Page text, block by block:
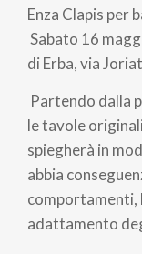
Enza Clapis per
Sabato 16
di Erba, via
Partendo dalla
le tavole
spiegherà in
abbia
comportamenti,
adattamento